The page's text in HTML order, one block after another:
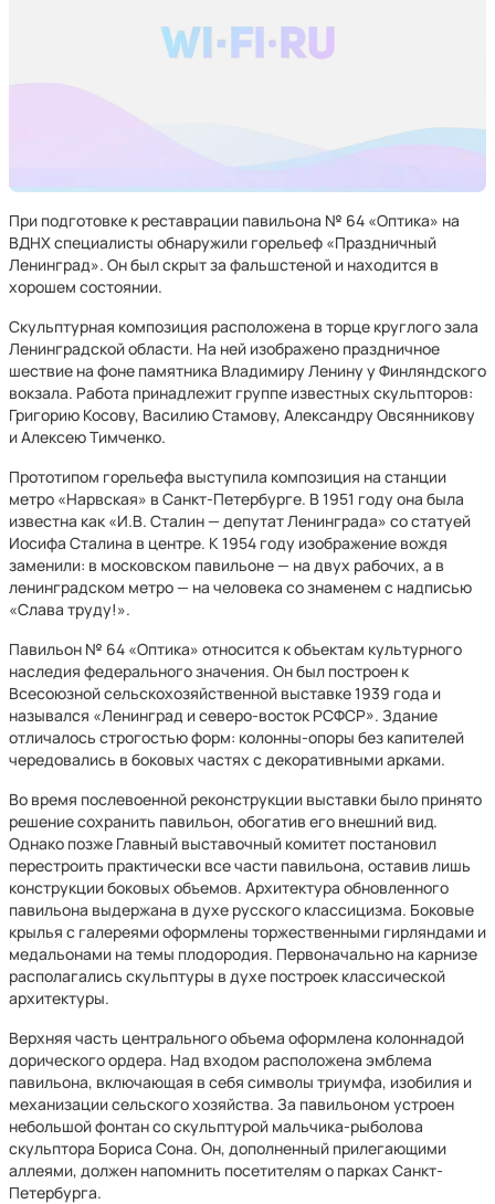
При подготовке к реставрации павильона № 64 «Оптика» на
ВДНХ специалисты обнаружили горельеф «Праздничный
Ленинград». Он был скрыт за фальшстеной и находится в
хорошем состоянии.
Скульптурная композиция расположена в торце круглого зала
Ленинградской области. На ней изображено праздничное
шествие на фоне памятника Владимиру Ленину у Финляндского
вокзала. Работа принадлежит группе известных скульпторов:
Григорию Косову, Василию Стамову, Александру Овсянникову
и Алексею Тимченко.
Прототипом горельефа выступила композиция на станции
метро «Нарвская» в Санкт-Петербурге. В 1951 году она была
известна как «И.В. Сталин — депутат Ленинграда» со статуей
Иосифа Сталина в центре. К 1954 году изображение вождя
заменили: в московском павильоне — на двух рабочих, а в
ленинградском метро — на человека со знаменем с надписью
«Слава труду!».
Павильон № 64 «Оптика» относится к объектам культурного
наследия федерального значения. Он был построен к
Всесоюзной сельскохозяйственной выставке 1939 года и
назывался «Ленинград и северо-восток РСФСР». Здание
отличалось строгостью форм: колонны-опоры без капителей
чередовались в боковых частях с декоративными арками.
Во время послевоенной реконструкции выставки было принято
решение сохранить павильон, обогатив его внешний вид.
Однако позже Главный выставочный комитет постановил
перестроить практически все части павильона, оставив лишь
конструкции боковых объемов. Архитектура обновленного
павильона выдержана в духе русского классицизма. Боковые
крылья с галереями оформлены торжественными гирляндами и
медальонами на темы плодородия. Первоначально на карнизе
располагались скульптуры в духе построек классической
архитектуры.
Верхняя часть центрального объема оформлена колоннадой
дорического ордера. Над входом расположена эмблема
павильона, включающая в себя символы триумфа, изобилия и
механизации сельского хозяйства. За павильоном устроен
небольшой фонтан со скульптурой мальчика-рыболова
скульптора Бориса Сона. Он, дополненный прилегающими
аллеями, должен напомнить посетителям о парках Санкт-
Петербурга.